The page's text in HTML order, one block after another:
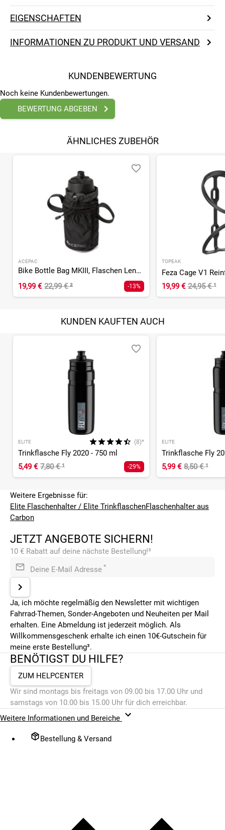
EIGENSCHAFTEN
INFORMATIONEN ZU PRODUKT UND VERSAND
KUNDENBEWERTUNG
Noch keine Kundenbewertungen.
BEWERTUNG ABGEBEN
ÄHNLICHES ZUBEHÖR
ACEPAC
Bike Bottle Bag MKIII, Flaschen Lenkertasche
19,99 € 22,99 €² -13%
TOPEAK
19,99 € 24,95 €¹
KUNDEN KAUFTEN AUCH
ELITE (8)*
Trinkflasche Fly 2020 - 750 ml
5,49 € 7,80 €¹ -29%
ELITE
Trinkflasche Fly
5,99 € 8,50 €¹
Weitere Ergebnisse für:
Elite Flaschenhalter / Elite TrinkflaschenFlaschenhalter aus
Carbon
JETZT ANGEBOTE SICHERN!
10 € Rabatt auf deine nächste Bestellung!³
Deine E-Mail Adresse *
Ja, ich möchte regelmäßig den Newsletter mit wichtigen
Fahrrad-Themen, Sonder-Angeboten und Neuheiten per Mail
erhalten. Eine Abmeldung ist jederzeit möglich. Als
Willkommensgeschenk erhalte ich einen 10€-Gutschein für
meine erste Bestellung³.
BENÖTIGST DU HILFE?
ZUM HELPCENTER
Wir sind montags bis freitags von 09.00 bis 17.00 Uhr und
samstags von 10.00 bis 15.00 Uhr für dich erreichbar.
Weitere Informationen und Bereiche
Bestellung & Versand